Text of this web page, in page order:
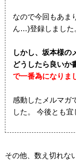
なので今回もあま
ん…)登録しました
しかし、坂本様の
どうしたら良いか
で一番為になりま
感動したメルマガ
した。 今後とも宜
その他、数え切れな